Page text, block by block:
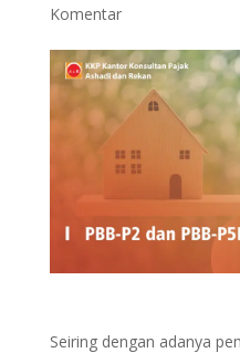
Komentar
Seiring dengan adanya